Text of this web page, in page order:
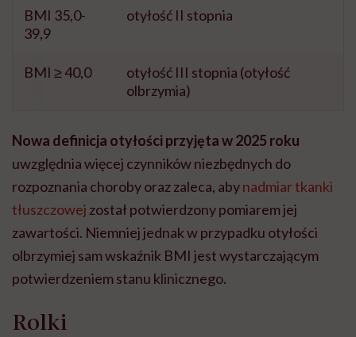
BMI 35,0-
39,9
otyłość II stopnia
BMI ≥ 40,0
otyłość III stopnia (otyłość
olbrzymia)
Nowa definicja otyłości przyjęta w 2025 roku
uwzględnia więcej czynników niezbędnych do
rozpoznania choroby oraz zaleca, abynadmiar tkanki
tłuszczowej został potwierdzony pomiarem jej
zawartości. Niemniej jednakw przypadku otyłości
olbrzymiej sam wskaźnik BMI jest wystarczającym
potwierdzeniem stanu klinicznego.
Rolki